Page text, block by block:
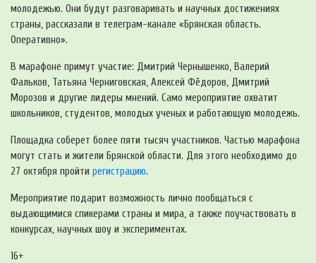
молодежью. Они будут разговаривать и научных достижениях
страны, рассказали в телеграм-канале «Брянская область.
Оперативно».
В марафоне примут участие: Дмитрий Чернышенко, Валерий
Фальков, Татьяна Черниговская, Алексей Фёдоров, Дмитрий
Морозов и другие лидеры мнений. Само мероприятие охватит
школьников, студентов, молодых ученых и работающую молодежь.
Площадка соберет более пяти тысяч участников. Частью марафона
могут стать и жители Брянской области. Для этого необходимо до
27 октября пройти регистрацию.
Мероприятие подарит возможность лично пообщаться с
выдающимися спикерами страны и мира, а также поучаствовать в
конкурсах, научных шоу и экспериментах.
16+